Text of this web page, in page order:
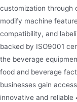
customization through
modify machine
compatibility, and
backed by ISO9001
the beverage
food and beverage
businesses gain
innovative and